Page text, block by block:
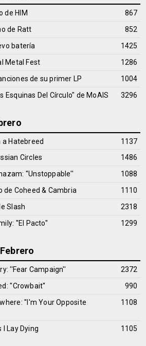
de HIM
867
de Ratt
852
batería
1425
Metal Fest
1286
de su primer LP
1004
Esquinas Del Círculo" de MoAIS 3296
a Hatebreed
1137
Circles
1486
''Unstoppable''
1088
de Coheed & Cambria
1110
Slash
2318
''El Pacto''
1299
''Fear Campaign''
2372
''Crowbait''
990
''I'm Your Opposite
1108
I Lay Dying 1105